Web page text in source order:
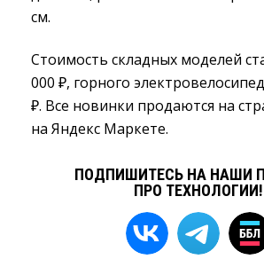
см.
Стоимость складных моделей
000 ₽, горного
₽. Все новинки продаются на
на Яндекс Маркете.
ПОДПИШИТЕСЬ НА НАШИ
ПРО ТЕХНОЛОГИИ!